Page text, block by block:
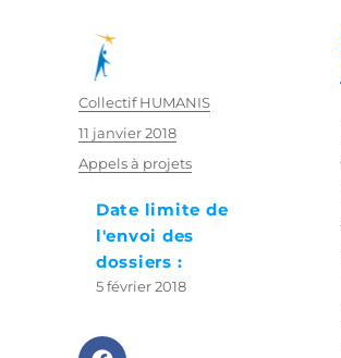
Auteur
Collectif HUMANIS
Publié
le
11 janvier 2018
Catégories
Appels à projets
Date limite de
l'envoi des
dossiers :
5 février 2018